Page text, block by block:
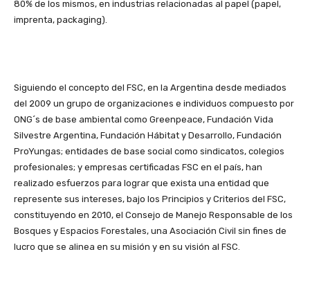
80% de los mismos, en industrias relacionadas al papel (papel,
imprenta, packaging).
Siguiendo el concepto del FSC, en la Argentina desde mediados
del 2009 un grupo de organizaciones e individuos compuesto por
ONG´s de base ambiental como Greenpeace, Fundación Vida
Silvestre Argentina, Fundación Hábitat y Desarrollo, Fundación
ProYungas; entidades de base social como sindicatos, colegios
profesionales; y empresas certificadas FSC en el país, han
realizado esfuerzos para lograr que exista una entidad que
represente sus intereses, bajo los Principios y Criterios del FSC,
constituyendo en 2010, el Consejo de Manejo Responsable de los
Bosques y Espacios Forestales, una Asociación Civil sin fines de
lucro que se alinea en su misión y en su visión al FSC.